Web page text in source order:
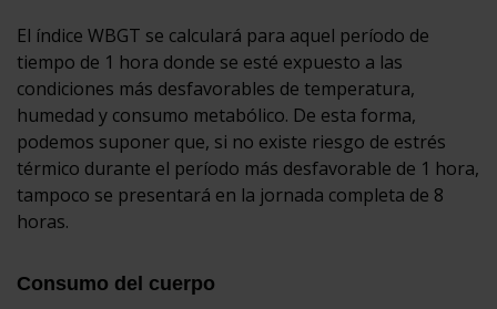
El índice WBGT se calculará para aquel período de
tiempo de 1 hora donde se esté expuesto a las
condiciones más desfavorables de temperatura,
humedad y consumo metabólico. De esta forma,
podemos suponer que, si no existe riesgo de estrés
térmico durante el período más desfavorable de 1 hora,
tampoco se presentará en la jornada completa de 8
horas.
Consumo del cuerpo